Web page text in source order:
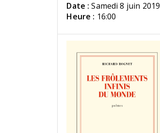
Date : Samedi 8 juin 2019
Heure : 16:00